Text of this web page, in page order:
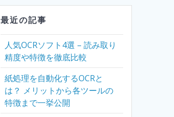
最近の記事
人気OCRソフト4選 – 読み取り
精度や特徴を徹底比較
紙処理を自動化するOCRと
は？ メリットから各ツールの
特徴まで一挙公開